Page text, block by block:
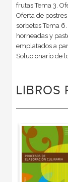
frutas Tema 3.
Oferta de
sorbetes Tema
horneadas y
emplatados a
Solucionario de
LIBROS